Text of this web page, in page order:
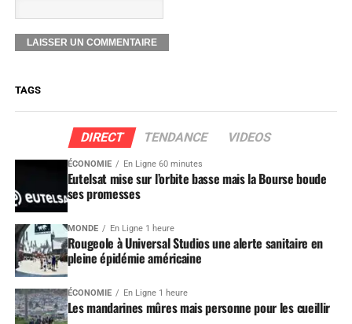
TAGS
DIRECT TENDANCE VIDEOS
ÉCONOMIE En Ligne 60 minutes
Eutelsat mise sur l’orbite basse mais la Bourse boude
ses promesses
MONDE En Ligne 1 heure
Rougeole à Universal Studios une alerte sanitaire en
pleine épidémie américaine
ÉCONOMIE En Ligne 1 heure
Les mandarines mûres mais personne pour les cueillir